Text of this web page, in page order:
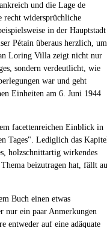
und die Lage de
recht widersprüchliche
in der Hauptstadt
Pétain überaus herzlich, um
Loring Villa zeigt nicht nur
sondern verdeutlicht, wie
war und geht
Einheiten am 6. Juni 1944
facettenreichen Einblick in
Tages". Lediglich das
holzschnittartig wirkendes
beizutragen hat, fällt
Buch einen etwas
nur ein paar Anmerkungen
entweder auf eine adäquate